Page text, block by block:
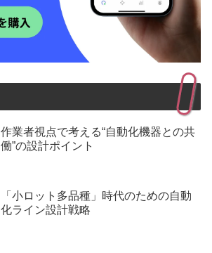
作業者視点で考える“自動化機器との共
働”の設計ポイント
「小ロット多品種」時代のための自動
化ライン設計戦略